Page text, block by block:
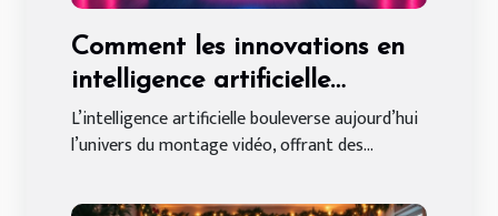
Comment les innovations en
intelligence artificielle
transforment le montage
vidéo ?
L’intelligence artificielle bouleverse aujourd’hui
l’univers du montage vidéo, offrant des...